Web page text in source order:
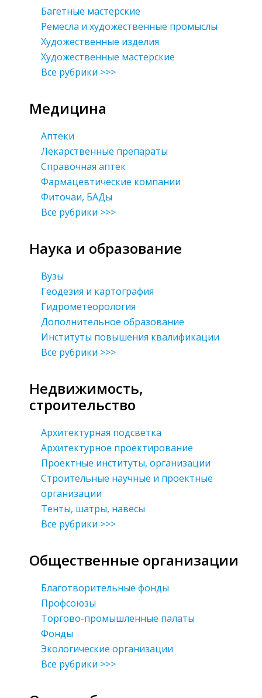
Багетные мастерские
Ремесла и художественные промыслы
Художественные изделия
Художественные мастерские
Все рубрики >>>
Медицина
Аптеки
Лекарственные препараты
Справочная аптек
Фармацевтические компании
Фиточаи, БАДы
Все рубрики >>>
Наука и образование
Вузы
Геодезия и картография
Гидрометеорология
Дополнительное образование
Институты повышения квалификации
Все рубрики >>>
Недвижимость,
строительство
Архитектурная подсветка
Архитектурное проектирование
Проектные институты, организации
Строительные научные и проектные
организации
Тенты, шатры, навесы
Все рубрики >>>
Общественные организации
Благотворительные фонды
Профсоюзы
Торгово-промышленные палаты
Фонды
Экологические организации
Все рубрики >>>